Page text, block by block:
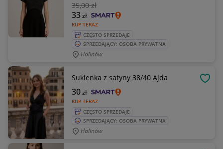
35,00 zł
KUP TERAZ
33zł
CZĘSTO SPRZEDAJE
SPRZEDAJĄCY: OSOBA PRYWATNA
Halinów
Sukienka z satyny 38/40 Ajda
KUP TERAZ
30zł
CZĘSTO SPRZEDAJE
SPRZEDAJĄCY: OSOBA PRYWATNA
Halinów